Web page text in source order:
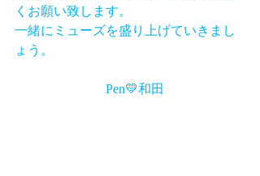
くお願い致します。
一緒にミューズを盛り上げていきまし
ょう。
Pen💛和田